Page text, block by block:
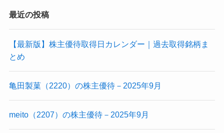
最近の投稿
【最新版】株主優待取得日カレンダー｜過去取得銘柄ま
とめ
亀田製菓（2220）の株主優待－2025年9月
meito（2207）の株主優待－2025年9月